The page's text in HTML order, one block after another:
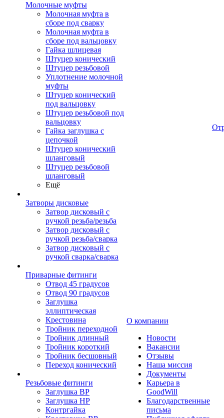
Молочные муфты
Молочная муфта в
сборе под сварку
Молочная муфта в
сборе под вальцовку
Гайка шлицевая
Штуцер конический
Штуцер резьбовой
Уплотнение молочной
муфты
Штуцер конический
под вальцовку
Штуцер резьбовой под
вальцовку
Гайка заглушка с
цепочкой
Штуцер конический
шланговый
Штуцер резьбовой
шланговый
Ещё
Затворы дисковые
Затвор дисковый с
ручкой резьба/резьба
Затвор дисковый с
ручкой резьба/сварка
Затвор дисковый с
ручкой сварка/сварка
Приварные фитинги
Отвод 45 градусов
Отвод 90 градусов
Заглушка
эллиптическая
Крестовина
Тройник переходной
Тройник длинный
Тройник короткий
Тройник бесшовный
Переход конический
Резьбовые фитинги
Заглушка ВР
Заглушка НР
Контргайка
О компании
Новости
Вакансии
Отзывы
Наша миссия
Документы
Карьера в
GoodWill
Благодарственные
письма